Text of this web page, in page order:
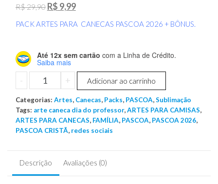
R$29,90 O
preço
R$ 29,90.
R$ 9,99O
preço
R$ 9,99.
PACK ARTES PARA CANECAS PASCOA 2026 + BÔNUS.
Até 12x sem cartão com a Linha de Crédito.
Saiba mais
-
PACK
DE
ARTES
PARA
CANECAS
PASCOA
+ Adicionar ao carrinho
Categorias: Artes, Canecas, Packs, PASCOA,Sublimação
Tags: arte caneca dia do professor,ARTES PARA CAMISAS,
ARTES PARA CANECAS, FAMÍLIA, PASCOA, PASCOA 2026,
PASCOA CRISTÃ, redes sociais
Descrição Avaliações (0)